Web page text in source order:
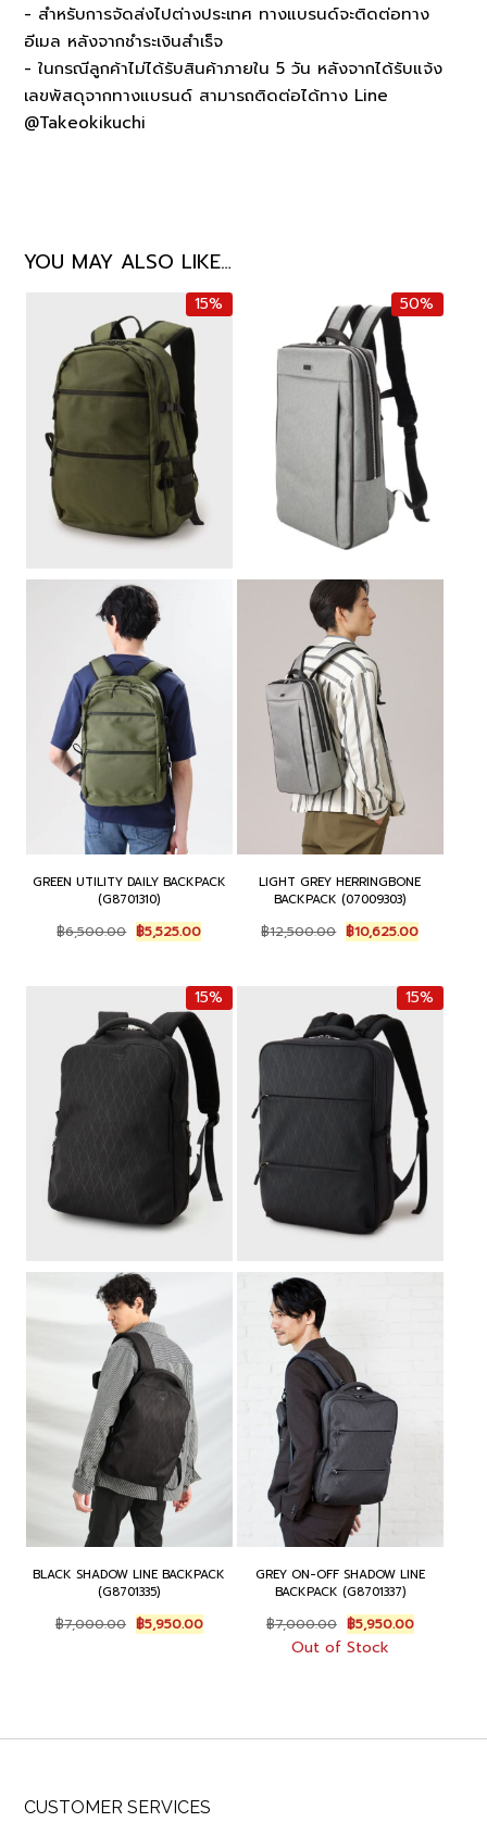
- สำหรับการจัดส่งไปต่างประเทศ ทางแบรนด์จะติดต่อทาง
อีเมล หลังจากชำระเงินสำเร็จ
- ในกรณีลูกค้าไม่ได้รับสินค้าภายใน 5 วัน หลังจากได้รับแจ้ง
เลขพัสดุจากทางแบรนด์ สามารถติดต่อได้ทาง Line
@Takeokikuchi
YOU MAY ALSO LIKE…
15%
GREEN UTILITY DAILY BACKPACK
(G8701310)
฿6,500.00 Original
price
฿6,500.00.
฿5,525.00Current
price
฿5,525.00.
50%
LIGHT GREY HERRINGBONE
BACKPACK (07009303)
฿12,500.00 Original
price
฿12,500.00.
฿10,625.00Current
price
฿
15%
BLACK SHADOW LINE BACKPACK
(G8701335)
฿7,000.00 Original
price
฿5,950.00Current
price
15%
GREY ON-OFF SHADOW LINE
BACKPACK (G8701337)
฿7,000.00 Original
price
was:
฿5,950.00Current
price
Out of Stock
CUSTOMER SERVICES